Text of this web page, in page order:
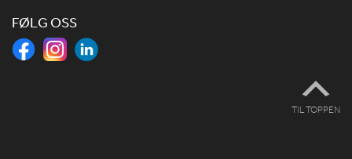
FØLG OSS
TIL TOPPEN